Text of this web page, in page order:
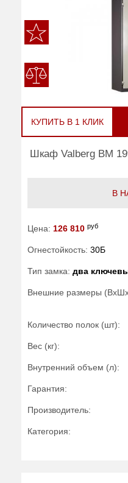
КУПИТЬ В 1 КЛИК
Шкаф Valberg BM
В
Цена: 126 810 руб
Огнестойкость: 30Б
Тип замка: два
Внешние размеры
Количество полок (шт):
Вес (кг):
Внутренний объем (л):
Гарантия:
Производитель:
Категория: